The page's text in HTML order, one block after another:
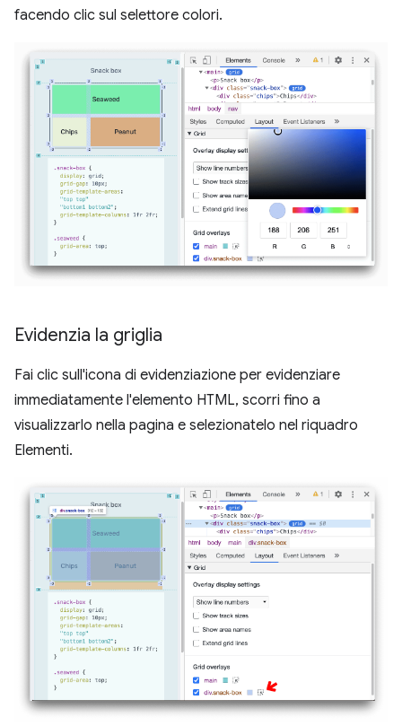
facendo clic sul selettore colori.
Evidenzia la griglia
Fai clic sull'icona di evidenziazione per evidenziare
immediatamente l'elemento HTML, scorri fino a
visualizzarlo nella pagina e selezionatelo nel riquadro
Elementi.